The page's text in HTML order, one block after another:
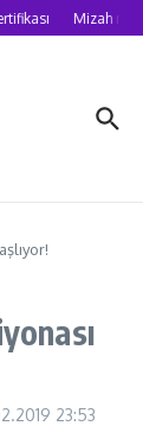
Mizah
23:53